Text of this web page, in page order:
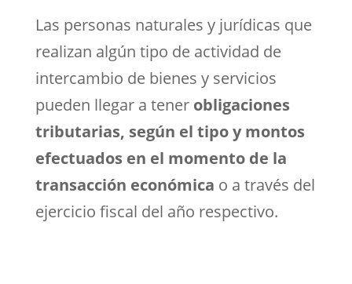
Las personas naturales y jurídicas que
realizan algún tipo de actividad de
intercambio de bienes y servicios
pueden llegar a tener obligaciones
tributarias, según el tipo y montos
efectuados en el momento de la
transacción económica o a través del
ejercicio fiscal del año respectivo.